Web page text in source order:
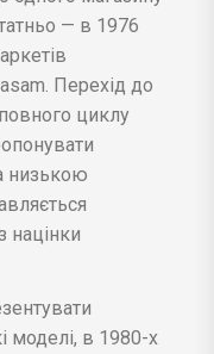
— в 1976
Перехід до
циклу
низькою
націнки
моделі, в 1980-х